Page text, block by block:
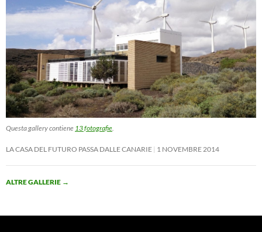
Questa gallery contiene 13 fotografie
LA CASA DEL FUTURO PASSA DALLE CANARIE 1 NOVEMBRE 2014
ALTRE GALLERIE →